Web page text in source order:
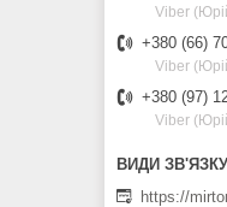
Viber
+380 (66)
Viber
+380 (97)
Viber
https://